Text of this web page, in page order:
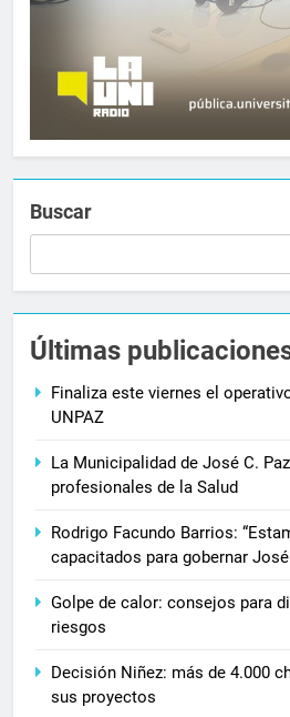
Buscar
Últimas
Finaliza este viernes el
UNPAZ
La Municipalidad de José C.
profesionales de la Salud
Rodrigo Facundo Barrios:
capacitados para gobernar José
Golpe de calor: consejos para
riesgos
Decisión Niñez: más de 4.000
sus proyectos